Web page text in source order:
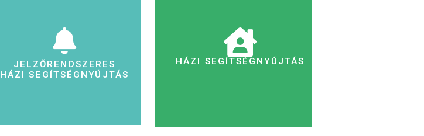
JELZŐRENDSZERES
HÁZI SEGÍTSÉGNYÚJTÁS
HÁZI SEGÍTSÉGNYÚJTÁS